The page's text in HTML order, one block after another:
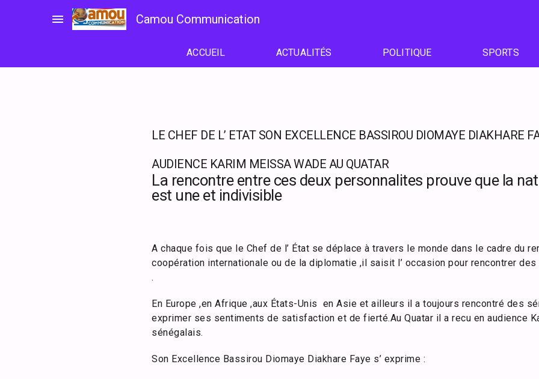
menu Camou Communication
ACCUEIL ACTUALITÉS POLITIQUE SPORTS
LE CHEF DE L’ ETAT SON EXCELLENCE BASSIROU DIOMAYE DIAKHARE
AUDIENCE KARIM MEISSA WADE AU QUATAR
La rencontre entre ces deux personnalites prouve que la
est une et indivisible
A chaque fois que le Chef de l’ État se déplace à travers le monde dans le cadre du
coopération internationale ou de la diplomatie ,il saisit l’ occasion pour rencontrer
.
En Europe ,en Afrique ,aux États-Unis en Asie et ailleurs il a toujours rencontré des
exprimer ses sentiments de satisfaction et de fierté.Au Quatar il a recu en audience
sénégalais.
Son Excellence Bassirou Diomaye Diakhare Faye s’ exprime :